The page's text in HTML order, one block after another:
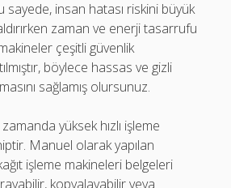
sayede, insan hatası riskini büyük
zaman ve enerji tasarrufu
çeşitli güvenlik
böylece hassas ve gizli
sağlamış olursunuz.
yüksek hızlı işleme
Manuel olarak yapılan
işleme makineleri belgeleri
kopyalayabilir veya